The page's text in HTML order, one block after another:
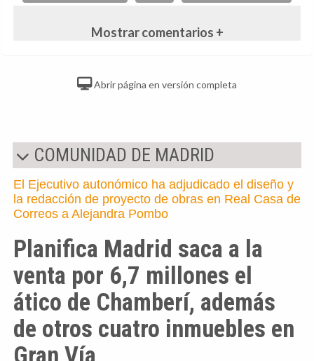
Mostrar comentarios +
Abrir página en versión completa
COMUNIDAD DE MADRID
El Ejecutivo autonómico ha adjudicado el diseño y
la redacción de proyecto de obras en Real Casa de
Correos a Alejandra Pombo
Planifica Madrid saca a la
venta por 6,7 millones el
ático de Chamberí, además
de otros cuatro inmuebles en
Gran Vía